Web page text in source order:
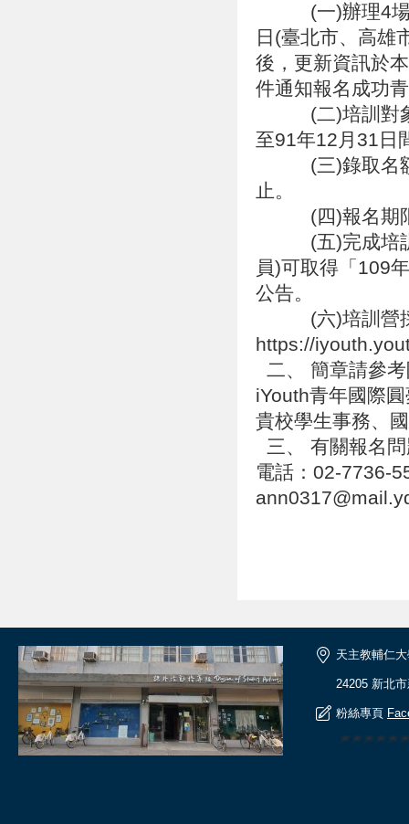
(一)辦理4場「
日(臺北市、高雄
後，更新資訊於
件通知報名成功
(二)培訓對象
至91年12月31日
(三)錄取名額
止。
(四)報名期限
(五)完成培訓
員)可取得「109
公告。
(六)培訓營採
https://
二、 簡章請參
iYouth青年國際
貴校學生事務、
三、 有關報名
電話：02-7736-
天主教輔仁
24205 新北
粉絲專頁